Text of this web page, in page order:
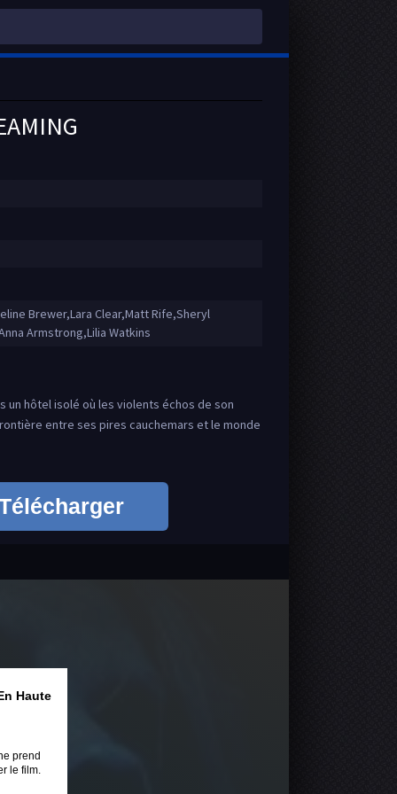
Brewer,Lara Clear,Matt Rife,Sheryl
Armstrong,Lilia Watkins
un hôtel isolé où les violents échos de son
entre ses pires cauchemars et le monde
Haute
prend
le film.